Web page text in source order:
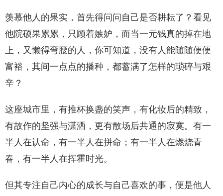
羡慕他人的果实，首先得问问自己是否耕耘了？看见
他院硕果累累，只顾着嫉妒，而当一元钱真的掉在地
上，又懒得弯腰的人，你可知道，没有人能随随便便
富裕，其间一点点的播种，都蓄满了怎样的琐碎与艰
辛？
这座城市里，有推杯换盏的笑声，有化妆后的精致，
有故作的坚强与潇洒，更有散场后共通的寂寞。有一
半人在认命，有一半人在拼命；有一半人在燃烧青
春，有一半人在挥霍时光。
但其专注自己内心的成长与自己喜欢的事，便是他人